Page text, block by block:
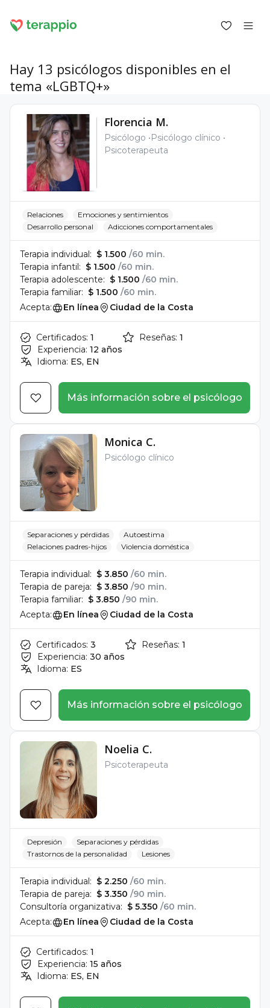
Iniciar sesión como psicólogo
Servicios
Blog
Foro
Para los psicólogos
Sobre terappio
Preguntas y respuestas
office@terappio.com
Hay 13 psicólogos disponibles en el
tema «LGBTQ+»
Florencia M.
Psicólogo
Psicólogo clínico
Psicoterapeuta
Relaciones
Emociones y sentimientos
Desarrollo personal
Adicciones comportamentales
Terapia individual: $ 1.500 /60 min.
Terapia infantil: $ 1.500 /60 min.
Terapia adolescente: $ 1.500 /60 min.
Terapia familiar: $ 1.500 /60 min.
Acepta:
En línea Ciudad de la Costa
Certificados: 1
Experiencia: 12 años
Idioma: ES, EN
Reseñas: 1
Más información sobre el psicólogo
Monica C.
Psicólogo clínico
Separaciones y pérdidas
Autoestima
Relaciones padres-hijos
Violencia doméstica
Terapia individual: $ 3.850 /60 min.
Terapia de pareja: $ 3.850 /90 min.
Terapia familiar: $ 3.850 /90 min.
Acepta:
En línea Ciudad de la Costa
Certificados: 3
Experiencia: 30 años
Idioma: ES
Reseñas: 1
Más información sobre el psicólogo
Noelia C.
Psicoterapeuta
Depresión
Separaciones y pérdidas
Trastornos de la personalidad
Lesiones
Terapia individual: $ 2.250 /60 min.
Terapia de pareja: $ 3.350 /90 min.
Consultoría organizativa: $ 5.350 /60 min.
Acepta:
En línea Ciudad de la Costa
Certificados: 1
Experiencia: 15 años
Idioma: ES, EN